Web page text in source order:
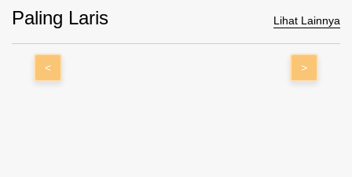
Paling Laris Lihat Lainnya
< >